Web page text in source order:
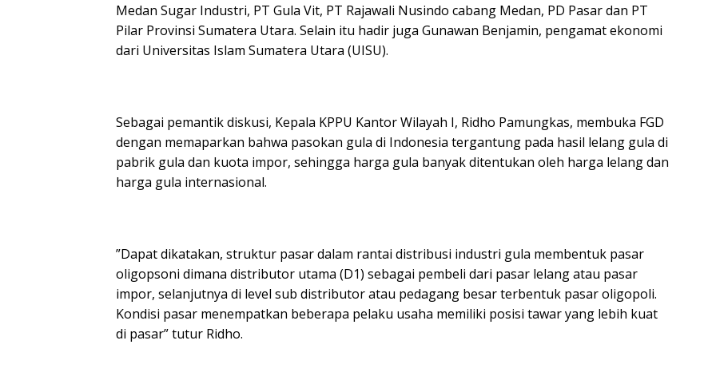
Medan Sugar Industri, PT Gula Vit, PT Rajawali Nusindo cabang Medan, PD Pasar dan PT
Pilar Provinsi Sumatera Utara. Selain itu hadir juga Gunawan Benjamin, pengamat ekonomi
dari Universitas Islam Sumatera Utara (UISU).
Sebagai pemantik diskusi, Kepala KPPU Kantor Wilayah I, Ridho Pamungkas, membuka FGD
dengan memaparkan bahwa pasokan gula di Indonesia tergantung pada hasil lelang gula di
pabrik gula dan kuota impor, sehingga harga gula banyak ditentukan oleh harga lelang dan
harga gula internasional.
”Dapat dikatakan, struktur pasar dalam rantai distribusi industri gula membentuk pasar
oligopsoni dimana distributor utama (D1) sebagai pembeli dari pasar lelang atau pasar
impor, selanjutnya di level sub distributor atau pedagang besar terbentuk pasar oligopoli.
Kondisi pasar menempatkan beberapa pelaku usaha memiliki posisi tawar yang lebih kuat
di pasar” tutur Ridho.